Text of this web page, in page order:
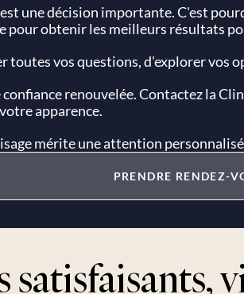
une décision importante. C'est
pour obtenir les meilleurs résultats
vos questions, d'explorer vos
renouvelée. Contactez la
apparence.
mérite une attention
PRENDRE RENDEZ-
satisfaisants,